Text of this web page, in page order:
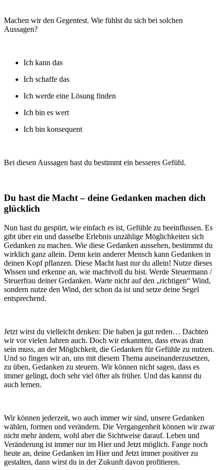
Machen wir den Gegentest. Wie fühlst du sich bei solchen
Aussagen?
Ich kann das
Ich schaffe das
Ich werde eine Lösung finden
Ich bin es wert
Ich bin konsequent
Bei diesen Aussagen hast du bestimmt ein besseres Gefühl.
Du hast die Macht – deine Gedanken machen dich
glücklich
Nun hast du gespürt, wie einfach es ist, Gefühle zu beeinflussen. Es
gibt über ein und dasselbe Erlebnis unzählige Möglichkeiten sich
Gedanken zu machen. Wie diese Gedanken aussehen, bestimmst du
wirklich ganz allein. Denn kein anderer Mensch kann Gedanken in
deinen Kopf pflanzen. Diese Macht hast nur du allein! Nutze dieses
Wissen und erkenne an, wie machtvoll du bist. Werde Steuermann /
Steuerfrau deiner Gedanken. Warte nicht auf den „richtigen“ Wind,
sondern nutze den Wind, der schon da ist und setze deine Segel
entsprechend.
Jetzt wirst du vielleicht denken: Die haben ja gut reden… Dachten
wir vor vielen Jahren auch. Doch wir erkannten, dass etwas dran
sein muss, an der Möglichkeit, die Gedanken für Gefühle zu nutzen.
Und so fingen wir an, uns mit diesem Thema auseinanderzusetzen,
zu üben, Gedanken zu steuern. Wir können nicht sagen, dass es
immer gelingt, doch sehr viel öfter als früher. Und das kannst du
auch lernen.
Wir können jederzeit, wo auch immer wir sind, unsere Gedanken
wählen, formen und verändern. Die Vergangenheit können wir zwar
nicht mehr ändern, wohl aber die Sichtweise darauf. Leben und
Veränderung ist immer nur im Hier und Jetzt möglich. Fange noch
heute an, deine Gedanken im Hier und Jetzt immer positiver zu
gestalten, dann wirst du in der Zukunft davon profitieren.